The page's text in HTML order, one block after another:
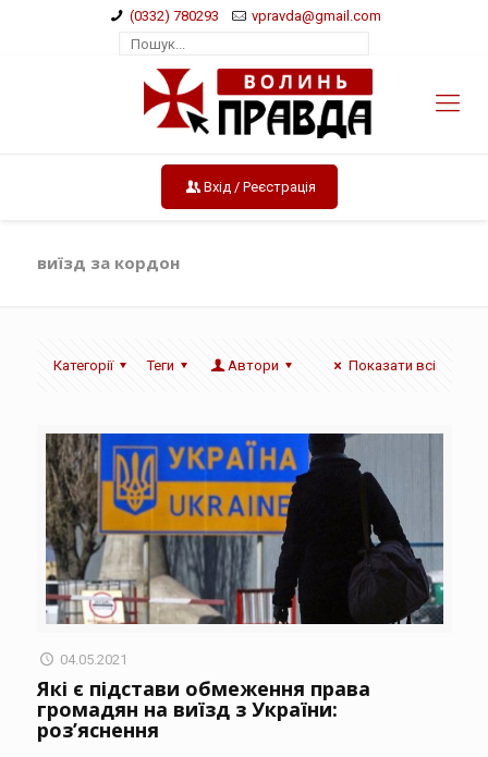
(0332) 780293 vpravda@gmail.com
Вхід / Реєстрація
виїзд за кордон
Категорії Теги Автори Показати всі
04.05.2021
Які є підстави обмеження права
громадян на виїзд з України:
роз’яснення